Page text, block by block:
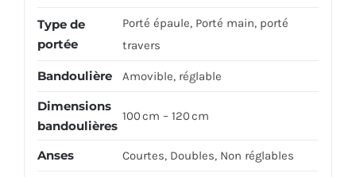
Type de
portée
Porté épaule, Porté main, porté
travers
Bandoulière Amovible, réglable
Dimensions
bandoulières
100 cm – 120 cm
Anses Courtes, Doubles, Non réglables